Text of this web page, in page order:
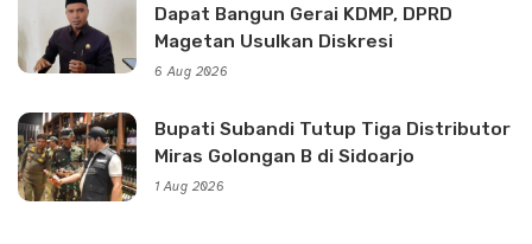
Dapat Bangun Gerai KDMP, DPRD
Magetan Usulkan Diskresi
6 Aug 2026
Bupati Subandi Tutup Tiga Distributor
Miras Golongan B di Sidoarjo
1 Aug 2026